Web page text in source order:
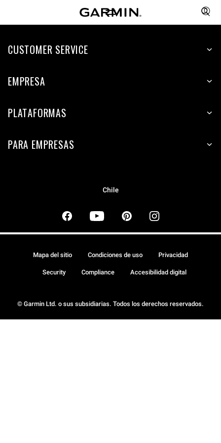
CUSTOMER SERVICE
EMPRESA
PLATAFORMAS
PARA EMPRESAS
Chile
© Garmin Ltd. o sus subsidiarias. Todos los derechos reservados.
Mapa del sitio Condiciones de uso Privacidad
Security Compliance Accesibilidad digital